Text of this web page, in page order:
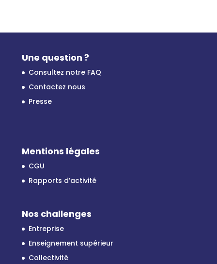
Une question ?
Consultez notre FAQ
Contactez nous
Presse
Mentions légales
CGU
Rapports d’activité
Nos challenges
Entreprise
Enseignement supérieur
Collectivité